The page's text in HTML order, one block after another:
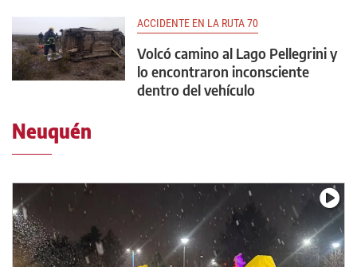
ACCIDENTE EN LA RUTA 70
Volcó camino al Lago Pellegrini y
lo encontraron inconsciente
dentro del vehículo
Neuquén